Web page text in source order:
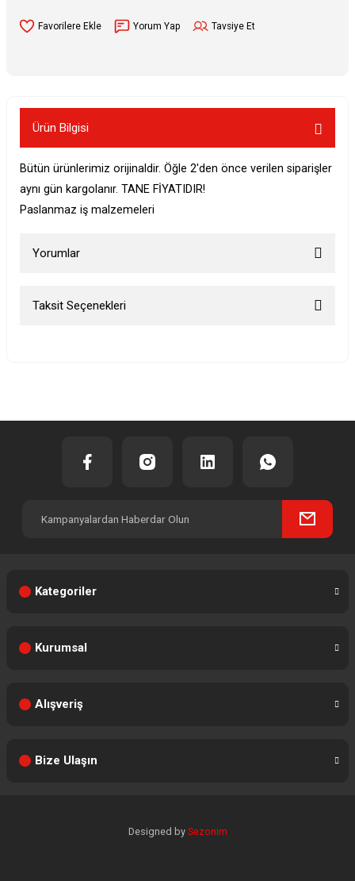
Yorum Yap Tavsiye Et
Ürün Bilgisi
Bütün ürünlerimiz orijinaldir. Öğle 2'den önce verilen siparişler
aynı gün kargolanır. TANE FİYATIDIR!
Paslanmaz iş malzemeleri
Yorumlar
Taksit Seçenekleri
Kategoriler
Kurumsal
Alışveriş
Bize Ulaşın
Designed by Sezonim